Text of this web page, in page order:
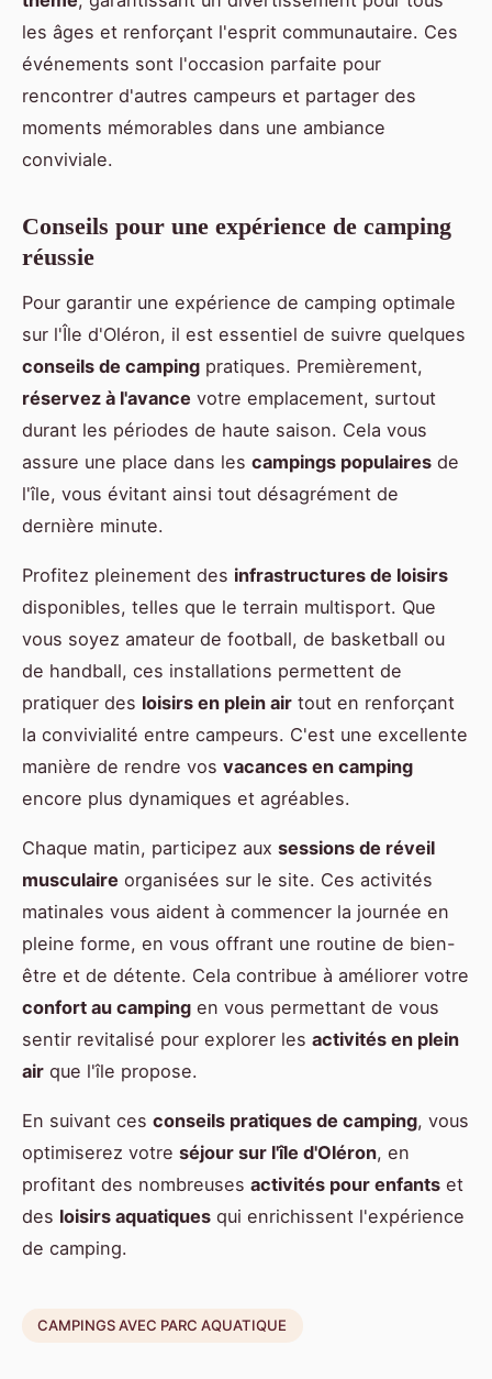
les âges et renforçant l'esprit communautaire. Ces
événements sont l'occasion parfaite pour
rencontrer d'autres campeurs et partager des
moments mémorables dans une ambiance
conviviale.
Conseils pour une expérience de camping
réussie
Pour garantir une expérience de camping optimale
sur l'Île d'Oléron, il est essentiel de suivre quelques
conseils de camping pratiques. Premièrement,
réservez à l'avance votre emplacement, surtout
durant les périodes de haute saison. Cela vous
assure une place dans les campings populaires de
l'île, vous évitant ainsi tout désagrément de
dernière minute.
Profitez pleinement des infrastructures de loisirs
disponibles, telles que le terrain multisport. Que
vous soyez amateur de football, de basketball ou
de handball, ces installations permettent de
pratiquer des loisirs en plein air tout en renforçant
la convivialité entre campeurs. C'est une excellente
manière de rendre vos vacances en camping
encore plus dynamiques et agréables.
Chaque matin, participez aux sessions de réveil
musculaire organisées sur le site. Ces activités
matinales vous aident à commencer la journée en
pleine forme, en vous offrant une routine de bien-
être et de détente. Cela contribue à améliorer votre
confort au camping en vous permettant de vous
sentir revitalisé pour explorer les activités en plein
air que l'île propose.
En suivant ces conseils pratiques de camping, vous
optimiserez votre séjour sur l'île d'Oléron, en
profitant des nombreuses activités pour enfants et
des loisirs aquatiques qui enrichissent l'expérience
de camping.
CAMPINGS AVEC PARC AQUATIQUE